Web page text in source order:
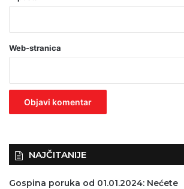
a
v
z
Web-stranica
NAJČITANIJE
Gospina poruka od 01.01.2024: Nećete